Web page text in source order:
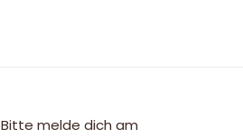
Bitte melde dich am